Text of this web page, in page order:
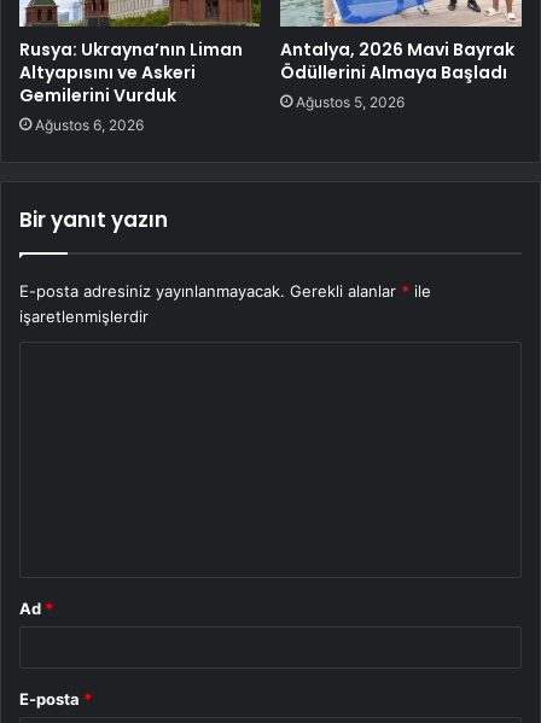
Rusya: Ukrayna’nın Liman
Altyapısını ve Askeri
Gemilerini Vurduk
Ağustos 6, 2026
Antalya, 2026 Mavi Bayrak
Ödüllerini Almaya Başladı
Ağustos 5, 2026
Bir yanıt yazın
E-posta adresiniz yayınlanmayacak. Gerekli alanlar * ile
işaretlenmişlerdir
Ad *
E-posta *